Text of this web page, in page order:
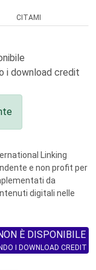
CITAMI
i download credit
Linking
e non profit per
da
digitali nelle
È DISPONIBILE
I DOWNLOAD CREDIT